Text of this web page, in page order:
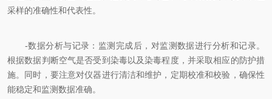
采样的准确性和代表性。
-数据分析与记录：监测完成后，对监测数据进行分析和记录。
根据数据判断空气是否受到染毒以及染毒程度，并采取相应的防护措
施。同时，要注意对仪器进行清洁和维护，定期校准和校验，确保性
能稳定和监测数据准确。